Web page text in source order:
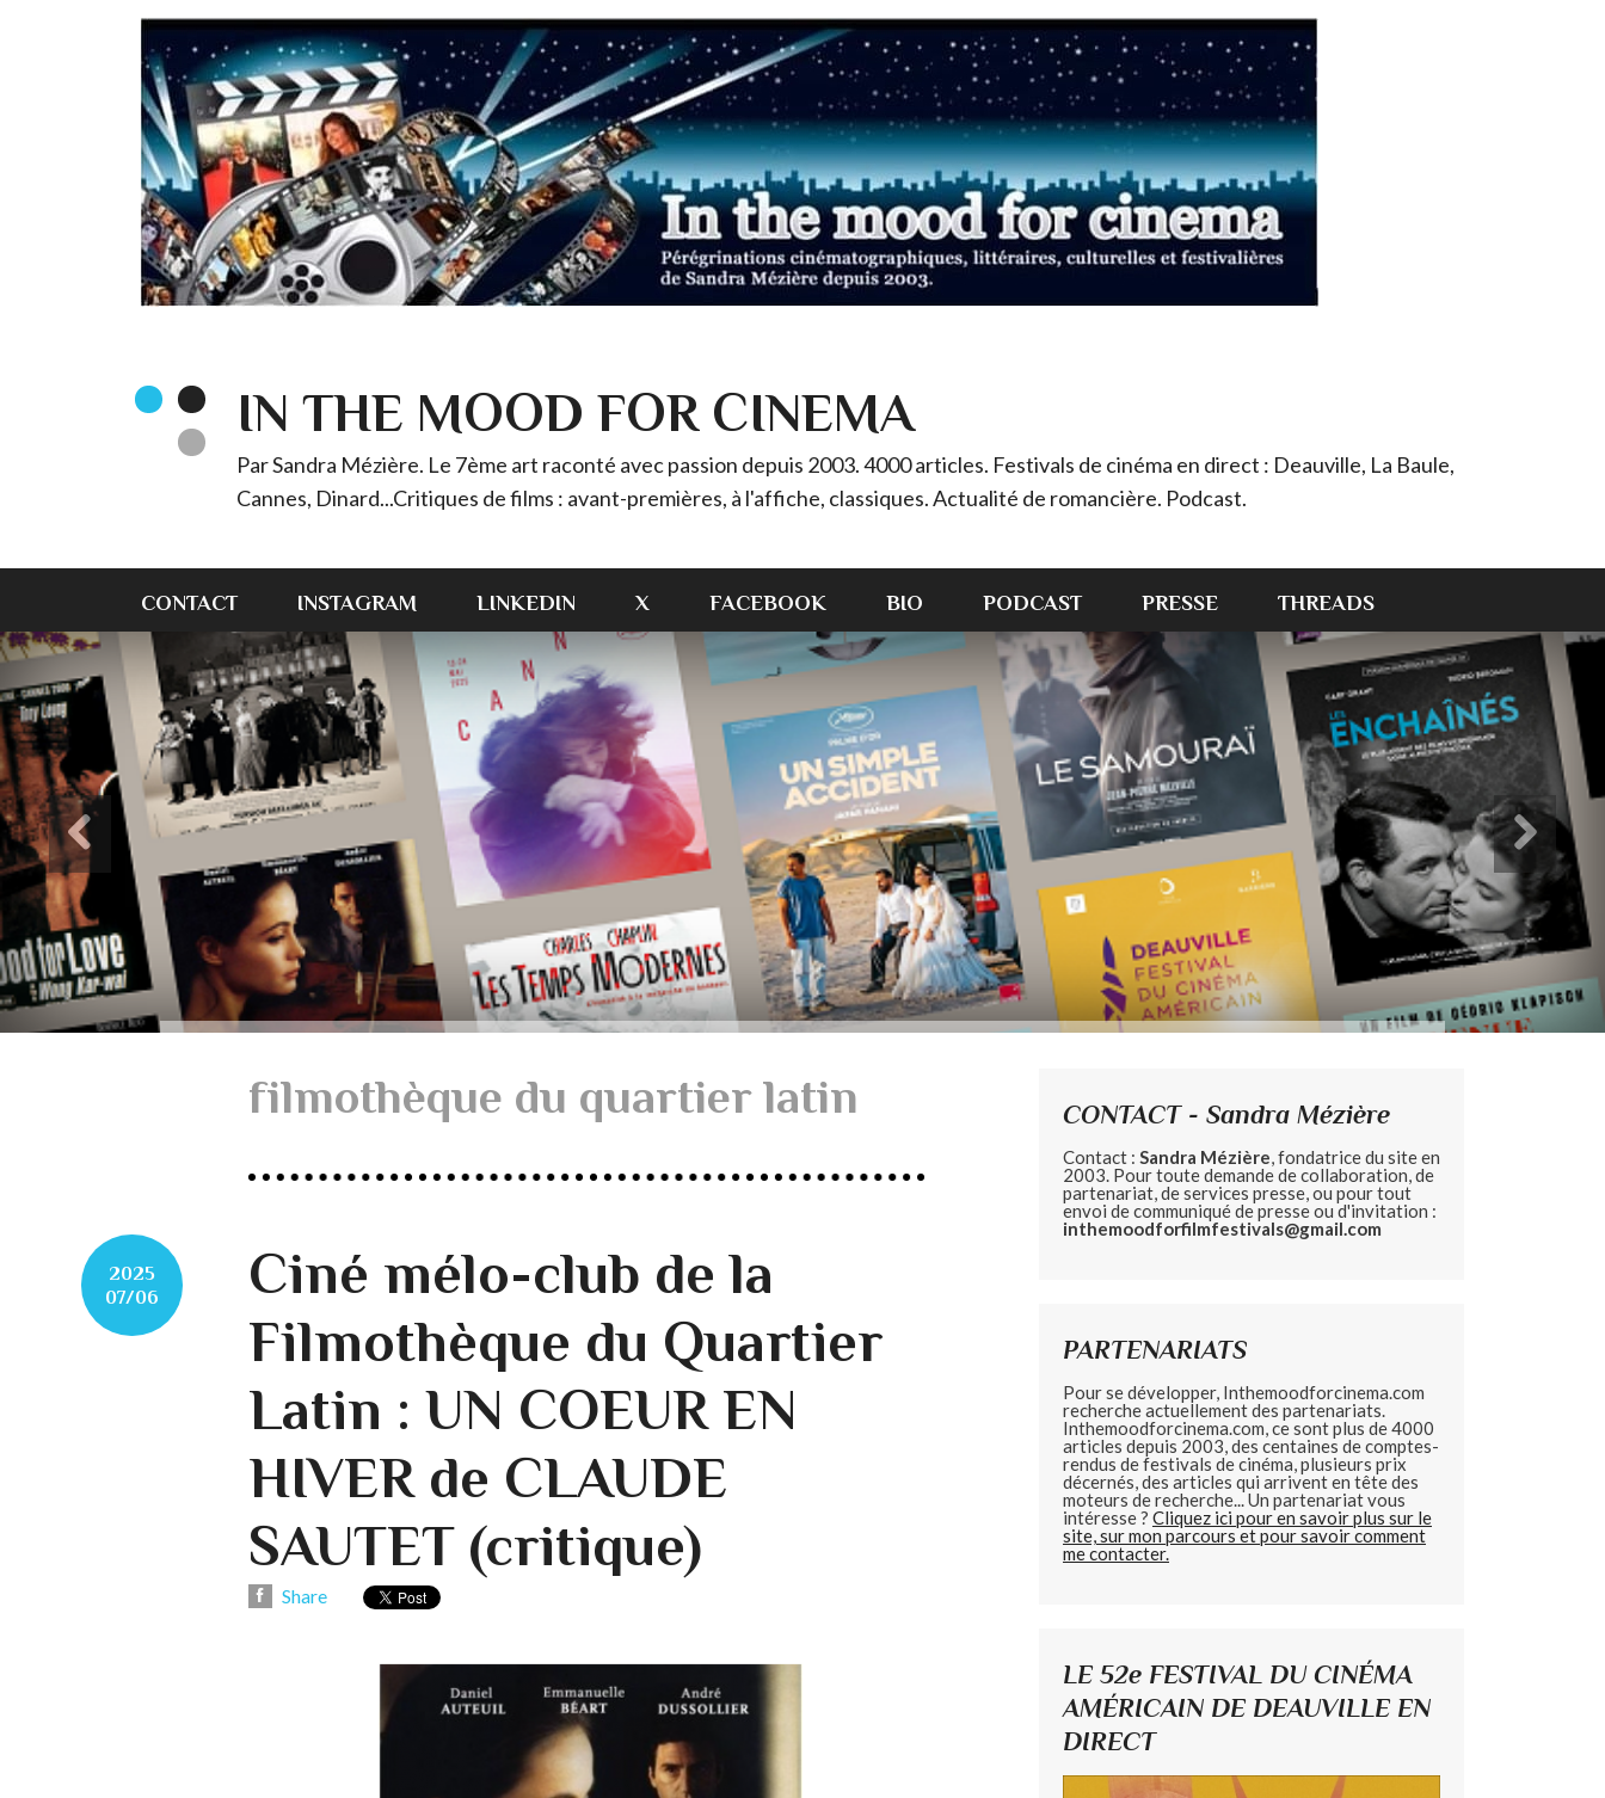
IN THE MOOD FOR CINEMA
Par Sandra Mézière. Le 7ème art raconté avec passion depuis 2003. 4000 articles. Festivals de cinéma en direct : Deauville, La Baule,
Cannes, Dinard...Critiques de films : avant-premières, à l'affiche, classiques. Actualité de romancière. Podcast.
CONTACT INSTAGRAM LINKEDIN X FACEBOOK BIO PODCAST PRESSE THREADS
filmothèque du quartier latin
2025
07/06
Ciné mélo-club de la
Filmothèque du Quartier
Latin : UN COEUR EN
HIVER de CLAUDE
SAUTET (critique)
Share
CONTACT - Sandra Mézière
Contact : Sandra Mézière, fondatrice du site en
2003. Pour toute demande de collaboration, de
partenariat, de services presse, ou pour tout
envoi de communiqué de presse ou d'invitation :
inthemoodforfilmfestivals@gmail.com
PARTENARIATS
Pour se développer, Inthemoodforcinema.com
recherche actuellement des partenariats.
Inthemoodforcinema.com, ce sont plus de 4000
articles depuis 2003, des centaines de comptes-
rendus de festivals de cinéma, plusieurs prix
décernés, des articles qui arrivent en tête des
moteurs de recherche... Un partenariat vous
intéresse ? Cliquez ici pour en savoir plus sur le
site, sur mon parcours et pour savoir comment
me contacter.
LE 52e FESTIVAL DU CINÉMA
AMÉRICAIN DE DEAUVILLE EN
DIRECT